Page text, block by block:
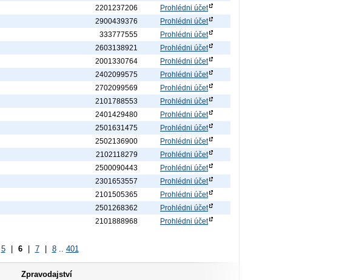
2201237206
Prohlédni účet
2900439376
Prohlédni účet
333777555
Prohlédni účet
2603138921
Prohlédni účet
2001330764
Prohlédni účet
2402099575
Prohlédni účet
2702099569
Prohlédni účet
2101788553
Prohlédni účet
2401429480
Prohlédni účet
2501631475
Prohlédni účet
2502136900
Prohlédni účet
2102118279
Prohlédni účet
2500090443
Prohlédni účet
2301653557
Prohlédni účet
2101505365
Prohlédni účet
2501268362
Prohlédni účet
2101888968 Prohlédni účet
5 6 7 8.. 401
Zpravodajství